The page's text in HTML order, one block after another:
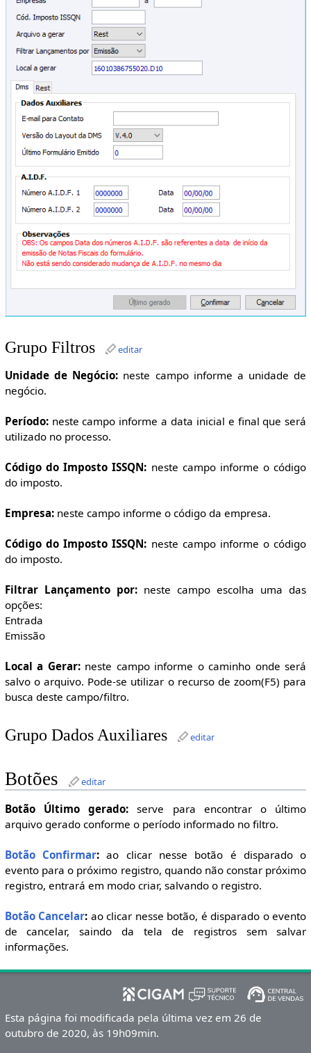
Grupo Filtros editar
Unidade de Negócio: neste campo informe a unidade de
negócio.
Período:neste campo informe a data inicial e final que será
utilizado no processo.
Código do Imposto ISSQN: neste campo informe o código
do imposto.
Empresa:neste campo informe o código da empresa.
Código do Imposto ISSQN: neste campo informe o código
do imposto.
Filtrar Lançamento por:neste campo escolha uma das
opções:
Entrada
Emissão
Local a Gerar:neste campo informe o caminho onde será
salvo o arquivo. Pode-se utilizar o recurso de zoom(F5) para
busca deste campo/filtro.
Grupo Dados Auxiliares editar
Botões editar
Botão Último gerado: serve para encontrar o último
arquivo gerado conforme o período informado no filtro.
Botão Confirmar: ao clicar nesse botão é disparado o
evento para o próximo registro, quando não constar próximo
registro, entrará em modo criar, salvando o registro.
Botão Cancelar: ao clicar nesse botão, é disparado o evento
de cancelar, saindo da tela de registros sem salvar
informações.
Esta página foi modificada pela última vez em 26 de
outubro de 2020, às 19h09min.